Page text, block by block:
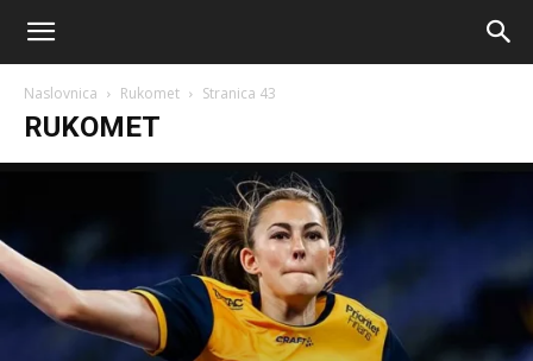
Sport
Naslovnica Rukomet Stranica 43
RUKOMET